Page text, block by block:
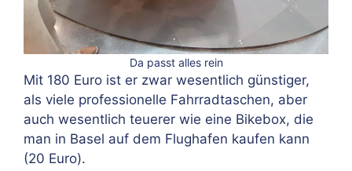
Da passt alles rein
Mit 180 Euro ist er zwar wesentlich günstiger,
als viele professionelle Fahrradtaschen, aber
auch wesentlich teuerer wie eine Bikebox, die
man in Basel auf dem Flughafen kaufen kann
(20 Euro).